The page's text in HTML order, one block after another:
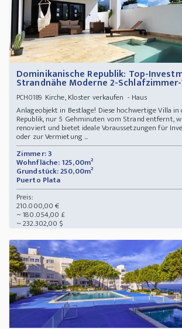
Dominikanische Republik: Top-
Strandnähe Moderne 2-
PCH0189Kirche, Kloster verkaufen - Haus
Anlageobjekt in Bestlage! Diese hochwertige Villa
Republik, nur 5 Gehminuten vom Strand entfernt,
renoviert und bietet ideale Voraussetzungen für
oder zur Vermietung ...
Zimmer: 3
Wohnfläche: 125,00m²
Grundstück: 250,00m²
Puerto Plata
Preis:
210.000,00 €
~ 180.054,00 £
~ 232.302,00 $